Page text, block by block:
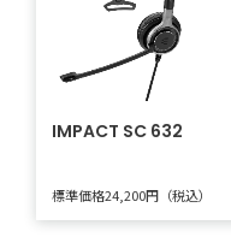
IMPACT SC 632
標準価格24,200円（税込）